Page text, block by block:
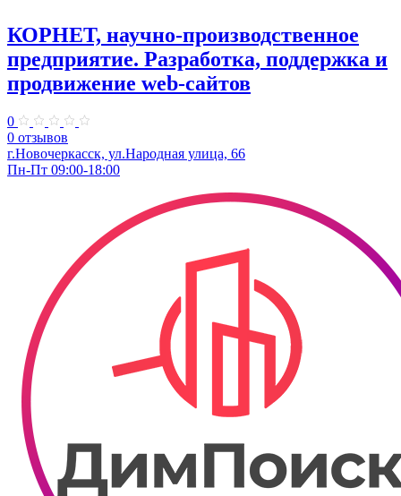
КОРНЕТ, научно-производственное
предприятие. Разработка, поддержка и
продвижение web-сайтов
0
0 отзывов
г.Новочеркасск, ул.Народная улица, 66
Пн-Пт 09:00-18:00